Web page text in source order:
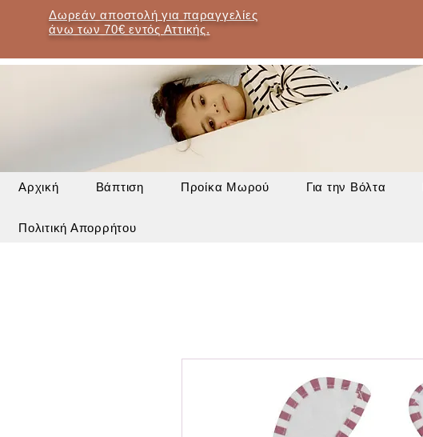
Δωρεάν αποστολή για παραγγελίες
άνω των 70€ εντός Αττικής.
Αρχική Βάπτιση Προίκα Μωρού Για την Βόλτα
Πολιτική Απορρήτου